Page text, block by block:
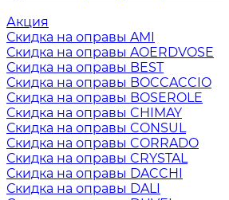
Акция
Скидка на оправы AMI
Скидка на оправы AOERDVOSE
Скидка на оправы BEST
Скидка на оправы BOCCACCIO
Скидка на оправы BOSEROLE
Скидка на оправы CHIMAY
Скидка на оправы CONSUL
Скидка на оправы CORRADO
Скидка на оправы CRYSTAL
Скидка на оправы DACCHI
Скидка на оправы DALI